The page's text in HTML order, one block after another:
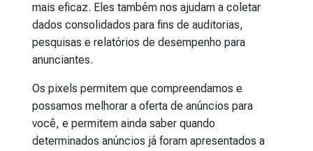
mais eficaz. Eles também nos ajudam a coletar
dados consolidados para fins de auditorias,
pesquisas e relatórios de desempenho para
anunciantes.
Os pixels permitem que compreendamos e
possamos melhorar a oferta de anúncios para
você, e permitem ainda saber quando
determinados anúncios já foram apresentados a